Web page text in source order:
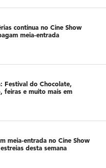
continua no Cine Show
meia-entrada
Festival do Chocolate,
feiras e muito mais em
meia-entrada no Cine Show
desta semana